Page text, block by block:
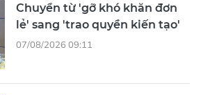
Chuyển từ 'gỡ khó khăn đơn
lẻ' sang 'trao quyền kiến tạo'
07/08/2026 09:11